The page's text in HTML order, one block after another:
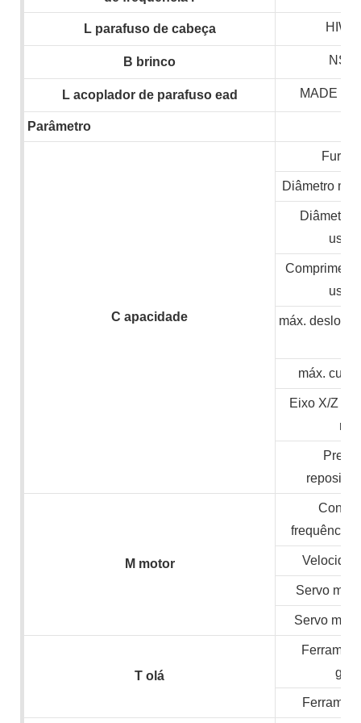
Lparafuso de cabeça
B brinco
Lacoplador de parafuso ead MADE IN
Parâmetro
C apacidade
Furo
Diâmetro
Diâmetro
máx.
máx.
Eixo X/Z
M motor
frequência/
Servo
Servo
T olá